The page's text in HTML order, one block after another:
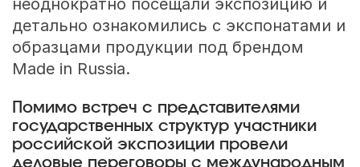
неоднократно посещали экспозицию и
детально ознакомились с экспонатами и
образцами продукции под брендом
Made in Russia.
Помимо встреч с представителями
государственных структур участники
российской экспозиции провели
деловые переговоры с международным